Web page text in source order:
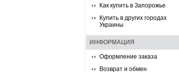
Как купить в Запорожье
Купить в других городах
Украины
ИНФОРМАЦИЯ
Оформление заказа
Возврат и обмен